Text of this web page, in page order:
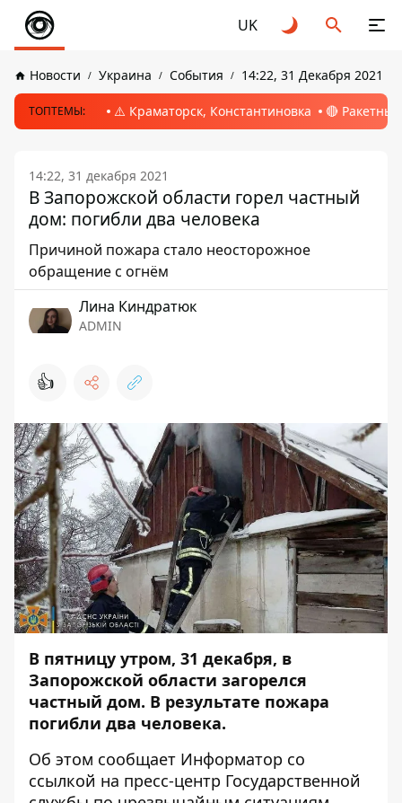
UK
Новости Украина События 14:22, 31 Декабря 2021
ТОПТЕМЫ: ⚠️ Краматорск, Константиновка 🔴
14:22, 31 декабря 2021
В Запорожской области горел частный
дом: погибли два человека
Причиной пожара стало неосторожное
обращение с огнём
Лина Киндратюк
ADMIN
👍
В пятницу утром, 31 декабря, в
Запорожской области загорелся
частный дом. В результате пожара
погибли два человека.
Об этом сообщает Информатор со
ссылкой на пресс-центр Государственной